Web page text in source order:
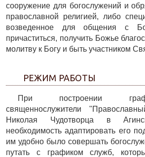
сооружение для богослужений и
православной религией, либо
возведенное для общения с
причаститься, получить Божье
молитву к Богу и быть участником
РЕЖИМ РАБОТЫ
При построении
священнослужители
Николая Чудотворца в
необходимость адаптировать его
им удобно было совершать
путать с графиком служб,